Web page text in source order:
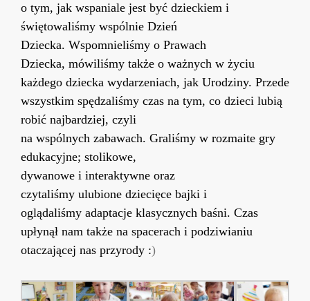
o tym, jak wspaniale jest być dzieckiem i
świętowaliśmy wspólnie Dzień
Dziecka. Wspomnieliśmy o Prawach
Dziecka, mówiliśmy także o ważnych w życiu
każdego dziecka wydarzeniach, jak Urodziny. Przede
wszystkim spędzaliśmy czas na tym, co dzieci lubią
robić najbardziej, czyli
na wspólnych zabawach. Graliśmy w rozmaite gry
edukacyjne; stolikowe,
dywanowe i interaktywne oraz
czytaliśmy ulubione dziecięce bajki i
oglądaliśmy adaptacje klasycznych baśni. Czas
upłynął nam także na spacerach i podziwianiu
otaczającej nas przyrody :)